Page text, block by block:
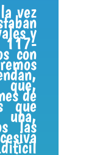
vez
y
117-
con
de
que
las
difícil